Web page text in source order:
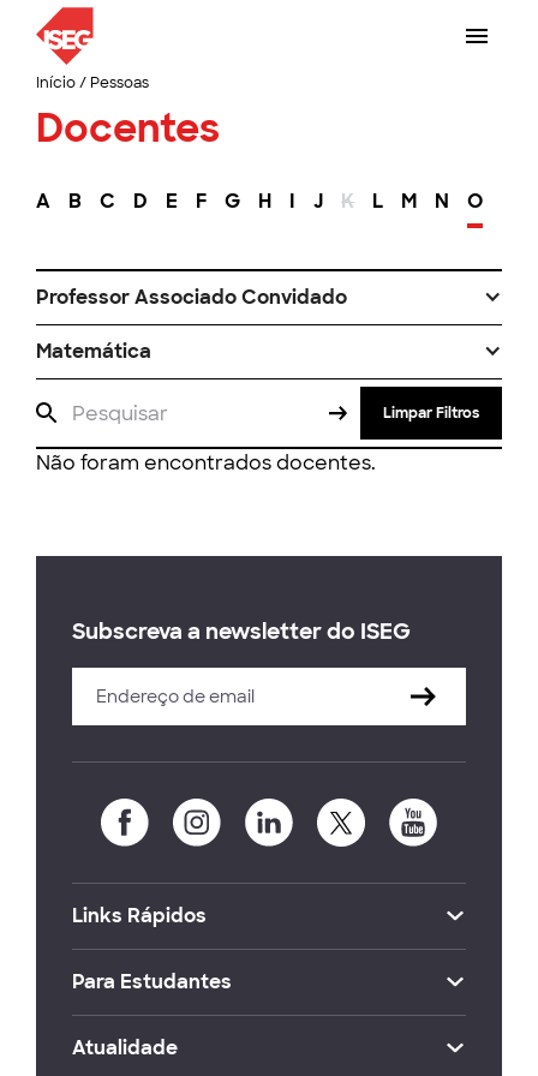
Início/ Pessoas
Docentes
A B C D E F G H I J K L M N O
Professor Associado Convidado
Matemática
Limpar Filtros
Não foram encontrados docentes.
Subscreva a newsletter do ISEG
Links Rápidos
Para Estudantes
Atualidade